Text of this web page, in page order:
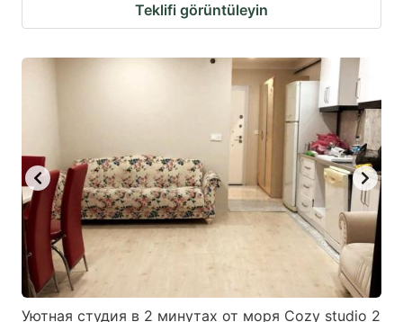
Teklifi görüntüleyin
Уютная студия в 2 минутах от моря Cozy studio 2